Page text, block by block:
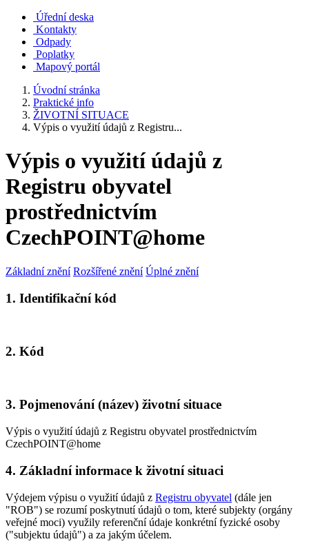
Úřední deska
Kontakty
Odpady
Poplatky
Mapový portál
Úvodní stránka
Praktické info
ŽIVOTNÍ SITUACE
Výpis o využití údajů z Registru...
Výpis o využití údajů z
Registru obyvatel
prostřednictvím
CzechPOINT@home
Základní znění Rozšířené znění Úplné znění
1. Identifikační kód
2. Kód
3. Pojmenování (název) životní situace
Výpis o využití údajů z Registru obyvatel prostřednictvím
CzechPOINT@home
4. Základní informace k životní situaci
Výdejem výpisu o využití údajů z Registru obyvatel (dále jen
"ROB") se rozumí poskytnutí údajů o tom, které subjekty (orgány
veřejné moci) využily referenční údaje konkrétní fyzické osoby
("subjektu údajů") a za jakým účelem.